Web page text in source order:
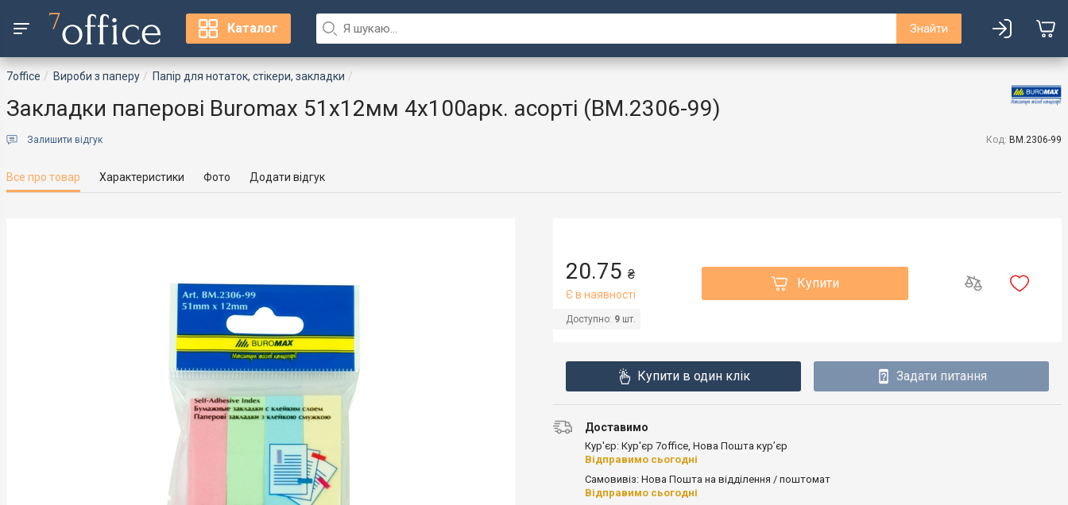
Каталог Знайти
7office Вироби з паперу Папір для нотаток, стікери, закладки
Закладки паперові Buromax 51x12мм 4х100арк. асорті (BM.2306-99)
Залишити відгук Код: BM.2306-99
Все про товар Характеристики Фото Додати відгук
20.75 ₴
Є в наявності
Доступно: 9 шт.
Купити
Купити в один клік Задати питання
Доставимо
Кур'єр: Кур'єр 7office, Нова Пошта кур’єр
Відправимо сьогодні
Самовивіз: Нова Пошта на відділення / поштомат
Відправимо сьогодні